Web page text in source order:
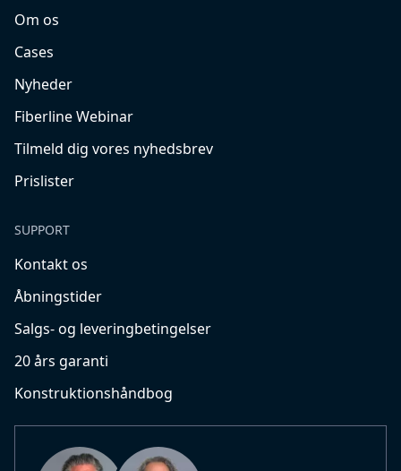
Om os
Cases
Nyheder
Fiberline Webinar
Tilmeld dig vores nyhedsbrev
Prislister
SUPPORT
Kontakt os
Åbningstider
Salgs- og leveringbetingelser
20 års garanti
Konstruktionshåndbog